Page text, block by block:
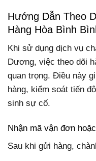
Hướng Dẫn Theo
Hàng Hòa Bình
Khi sử dụng dịch vụ
Dương, việc theo dõi
quan trọng. Điều này
hàng, kiểm soát tiến
sinh sự cố.
Nhận mã vận đơn
Sau khi gửi hàng,